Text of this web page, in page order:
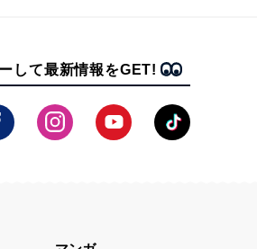
して最新情報をGET!